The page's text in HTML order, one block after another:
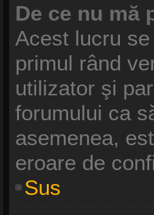
De ce nu mă
Acest lucru
primul rând
utilizator şi
forumului ca
asemenea,
eroare de
Sus